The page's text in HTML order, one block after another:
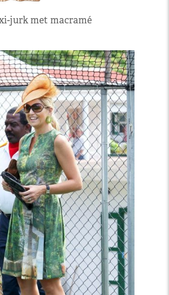
jurk met macramé